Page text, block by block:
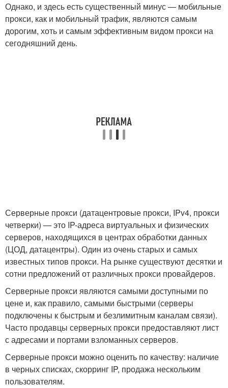
Однако, и здесь есть существенный минус — мобильные
прокси, как и мобильный трафик, являются самым
дорогим, хоть и самым эффективным видом прокси на
сегодняшний день.
Серверные прокси (датацентровые прокси, IPv4, прокси
четверки) — это IP-адреса виртуальных и физических
серверов, находящихся в центрах обработки данных
(ЦОД, датацентры). Один из очень старых и самых
известных типов прокси. На рынке существуют десятки и
сотни предложений от различных прокси провайдеров.
Серверные прокси являются самыми доступными по
цене и, как правило, самыми быстрыми (серверы
подключены к быстрым и безлимитным каналам связи).
Часто продавцы серверных прокси предоставляют лист
с адресами и портами взломанных серверов.
Серверные прокси можно оценить по качеству: наличие
в черных списках, скорринг IP, продажа нескольким
пользователям.